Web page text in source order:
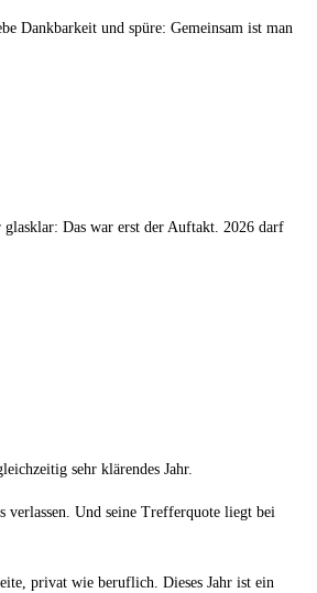
Dankbarkeit und spüre: Gemeinsam ist man
Das war erst der Auftakt. 2026 darf
sehr klärendes Jahr.
verlassen. Und seine Trefferquote liegt bei
privat wie beruflich. Dieses Jahr ist ein